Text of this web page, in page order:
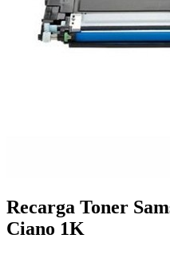
Recarga Toner
Ciano 1K